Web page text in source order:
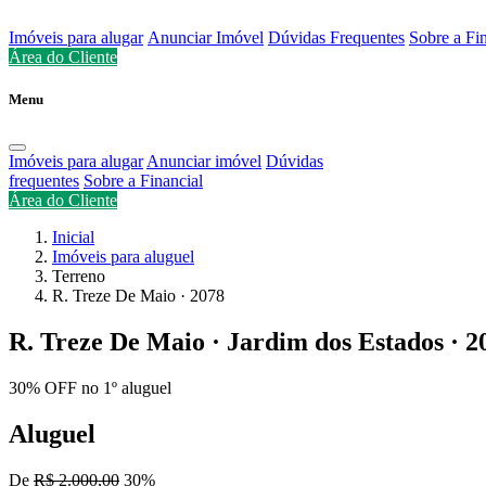
Imóveis para alugar Anunciar Imóvel Dúvidas Frequentes Sobre a
Área do Cliente
Menu
Imóveis para alugar Anunciar imóvel Dúvidas
frequentes Sobre a Financial
Área do Cliente
Inicial
Imóveis para aluguel
Terreno
R. Treze De Maio · 2078
R. Treze De Maio · Jardim dos Estados ·
30% OFF no 1º aluguel
Aluguel
De R$ 2.000,00 30%